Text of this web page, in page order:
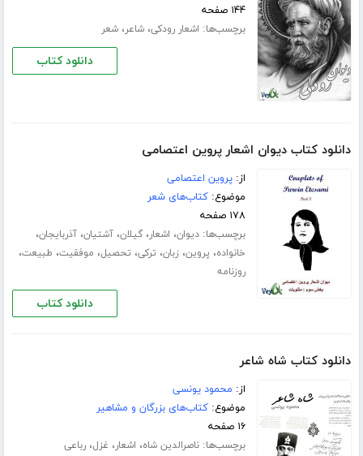
۱۴۴ صفحه
برچسب‌ها: اشعار رودکی،شاعر،شعر
دانلود کتاب
دانلود کتاب دیوان اشعار پروین اعتصامی
از:پروین اعتصامی
موضوع:کتاب‌های شعر
۱۷۸ صفحه
برچسب‌ها:دیوان، اشعار،گیلان،آشتیان،آذربایجان،
خانواده، پروین، زبان، ترکی، تحصیل، موفقیت، طبیعت،
روزنامه
دانلود کتاب
دانلود کتاب شاه شاعر
از: محمود یونسی
موضوع:کتاب‌های بزرگان و مشاهیر
۱۶ صفحه
برچسب‌ها:ناصرالدین شاه، اشعار، غزل،رباعی